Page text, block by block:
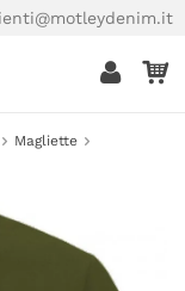
Magliette